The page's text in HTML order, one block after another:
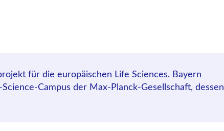
für die europäischen Life Sciences. Bayern
Campus der Max-Planck-Gesellschaft, dessen